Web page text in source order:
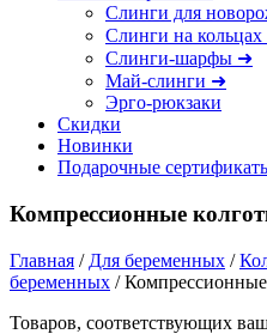
Слинги для
Слинги на
Слинги-шарфы ➜
Май-слинги ➜
Эрго-рюкзаки
Скидки
Новинки
Подарочные
Компрессионные
Главная / Для беременных /
беременных /
Товаров, соответствующих